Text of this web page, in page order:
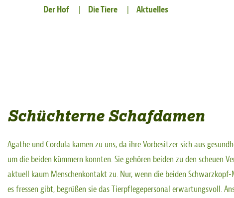
Der Hof Die Tiere Aktuelles
Schüchterne Schafdamen
Agathe und Cordula kamen zu uns, da ihre Vorbesitzer sich aus
um die beiden kümmern konnten. Sie gehören beiden zu den scheuen
aktuell kaum Menschenkontakt zu. Nur, wenn die beiden Schwarzkopf-
es fressen gibt, begrüßen sie das Tierpflegepersonal erwartungsvoll.